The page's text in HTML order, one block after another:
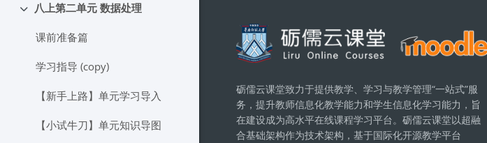
Replier
八上第二单元 数据处理
课前准备篇
学习指导 (copy)
【新手上路】单元学习导入
【小试牛刀】单元知识导图
Blocs
砺儒云课堂致力于提供教学、学习与教学管理“一站式”服
务，提升教师信息化教学能力和学生信息化学习能力，旨
在建设成为高水平在线课程学习平台。砺儒云课堂以超融
合基础架构作为技术架构，基于国际化开源教学平台